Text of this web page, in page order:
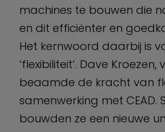
machines te bouwen die
en dit efficiënter en
Het kernwoord daarbij is
‘flexibiliteit’. Dave Kroezen,
beaamde de kracht van
samenwerking met CEAD.
bouwden ze een nieuwe